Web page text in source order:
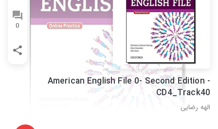
0
American English File 0- Second Edition -
CD4_Track40
الهه رضایی